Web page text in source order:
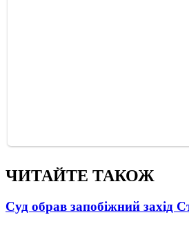
ЧИТАЙТЕ ТАКОЖ
Суд обрав запобіжний захід